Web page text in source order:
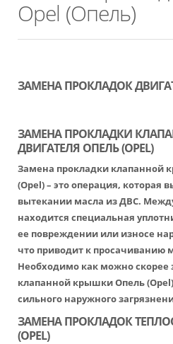
Opel (Опель)
ЗАМЕНА ПРОКЛАДОК
ЗАМЕНА ПРОКЛАДКИ
ДВИГАТЕЛЯ ОПЕЛЬ (OPEL)
Замена прокладки клапанной
(Opel) – это операция, которая
вытекании масла из ДВС.
находится специальная
ее повреждении или износе
что приводит к просачиванию
Необходимо как можно скорее
клапанной крышки Опель
сильного наружного
ЗАМЕНА ПРОКЛАДОК
(OPEL)